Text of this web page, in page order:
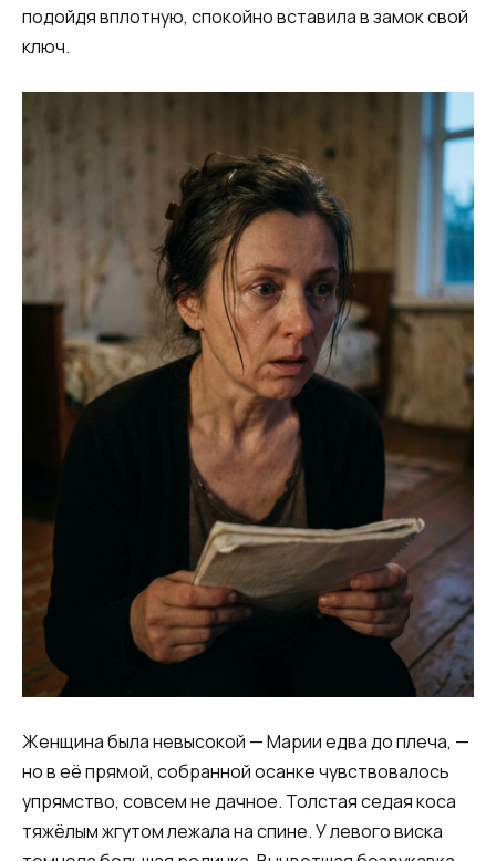
подойдя вплотную, спокойно вставила в замок свой
ключ.
Женщина была невысокой — Марии едва до плеча, —
но в её прямой, собранной осанке чувствовалось
упрямство, совсем не дачное. Толстая седая коса
тяжёлым жгутом лежала на спине. У левого виска